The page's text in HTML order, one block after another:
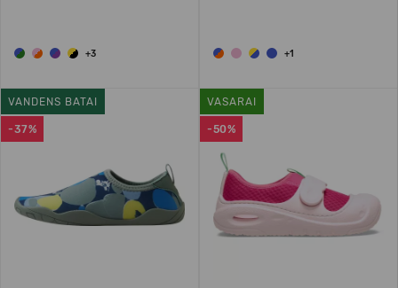
+3 +1
-37%
VANDENS BATAI
-50%
VASARAI